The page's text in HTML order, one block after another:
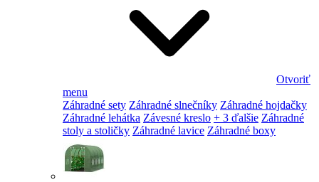
Otvoriť
menu
Záhradné sety Záhradné slnečníky Záhradné hojdačky
Záhradné lehátka Závesné kreslo + 3 ďalšie Záhradné
stoly a stoličky Záhradné lavice Záhradné boxy